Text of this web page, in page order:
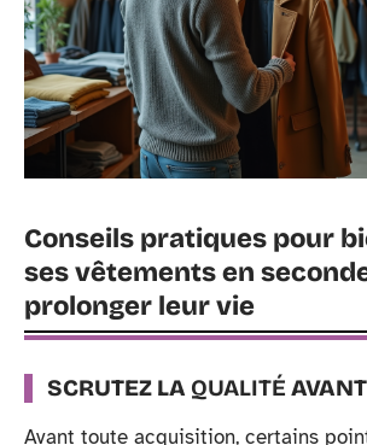
Conseils pratiques pour
ses vêtements en
prolonger leur vie
SCRUTEZ LA QUALITÉ
Avant toute acquisition, certains